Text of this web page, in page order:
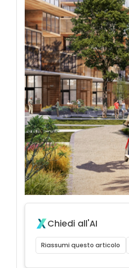
Chiedi all'AI
Riassumi questo articolo